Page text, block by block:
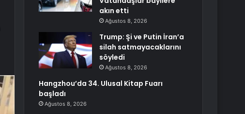
akın etti
Ağustos 8, 2026
Trump: Şi ve Putin İran’a
silah satmayacaklarını
söyledi
Ağustos 8, 2026
Hangzhou’da 34. Ulusal Kitap Fuarı
başladı
Ağustos 8, 2026